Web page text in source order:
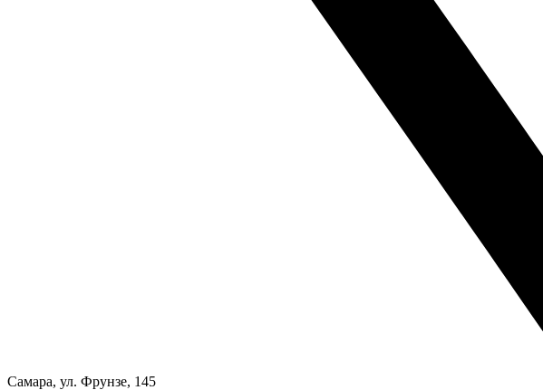
Самара, ул. Фрунзе, 145